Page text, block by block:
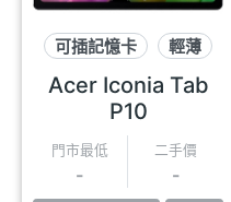
可插記憶卡
輕薄
長續航
Acer Iconia Tab
P10
門市最低
-
二手價
-